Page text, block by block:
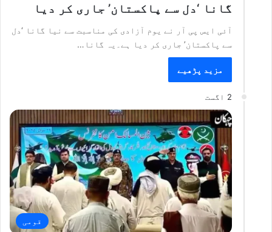
گانا ‘دل سے پاکستان’ جاری کر دیا
آئی ایس پی آر نے یوم آزادی کی مناسبت سے نیا گانا ‘دل
سے پاکستان’ جاری کر دیا ہے۔یہ گانا…
مزید پڑھیے
2 اگست
قومی